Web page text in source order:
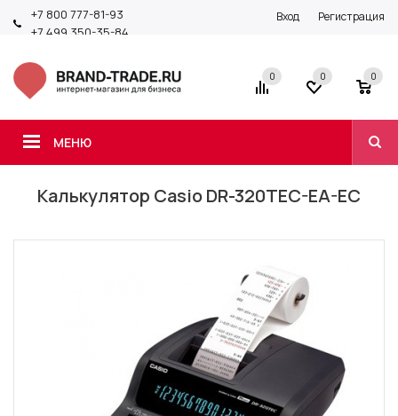
+7 800 777-81-93
+7 499 350-35-84
Вход Регистрация
МЕНЮ
0 0 0
Калькулятор Casio DR-320TEC-EA-EC